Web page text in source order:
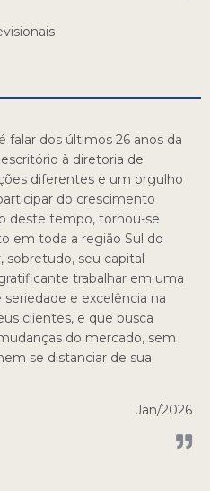
falar dos últimos 26 anos da
à diretoria de
diferentes e um orgulho
do crescimento
deste tempo, tornou-se
em toda a região Sul do
sobretudo, seu capital
trabalhar em uma
e excelência na
clientes, e que busca
do mercado, sem
se distanciar de sua
Jan/2026